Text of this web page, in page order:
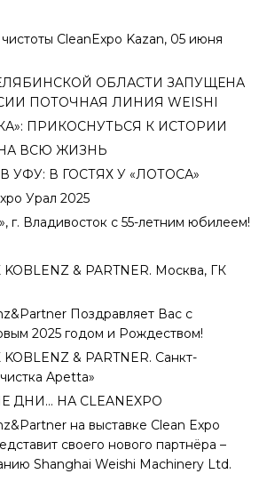
CleanExpo Kazan, 05 июня
ОБЛАСТИ ЗАПУЩЕНА
ПОТОЧНАЯ ЛИНИЯ WEISHI
ПРИКОСНУТЬСЯ К ИСТОРИИ
ВСЮ ЖИЗНЬ
УФУ: В ГОСТЯХ У «ЛОТОСА»
Урал 2025
г. Владивосток с 55-летним юбилеем!
& PARTNER. Москва, ГК
Поздравляет Вас с
2025 годом и Рождеством!
& PARTNER. Санкт-
Apetta»
НА CLEANEXPO
на выставке Clean Expo
своего нового партнёра –
Shanghai Weishi Machinery Ltd.